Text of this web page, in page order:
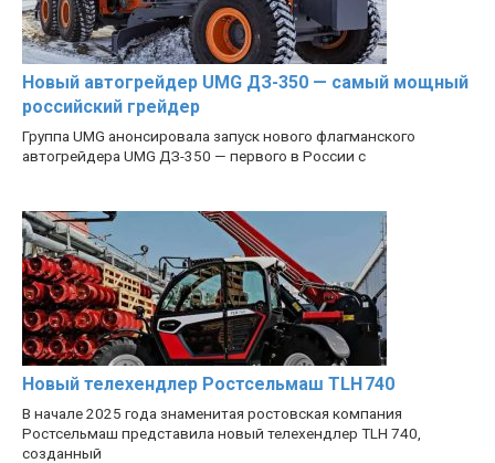
Новый автогрейдер UMG ДЗ-350 — самый мощный
российский грейдер
Группа UMG анонсировала запуск нового флагманского
автогрейдера UMG ДЗ-350 — первого в России с
Новый телехендлер Ростсельмаш TLH 740
В начале 2025 года знаменитая ростовская компания
Ростсельмаш представила новый телехендлер TLH 740,
созданный